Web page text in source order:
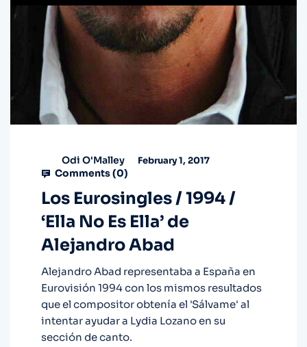
Odi O'Malley February 1, 2017
Comments (0)
Los Eurosingles / 1994 /
‘Ella No Es Ella’ de
Alejandro Abad
Alejandro Abad representaba a España en
Eurovisión 1994 con los mismos resultados
que el compositor obtenía el 'Sálvame' al
intentar ayudar a Lydia Lozano en su
sección de canto.